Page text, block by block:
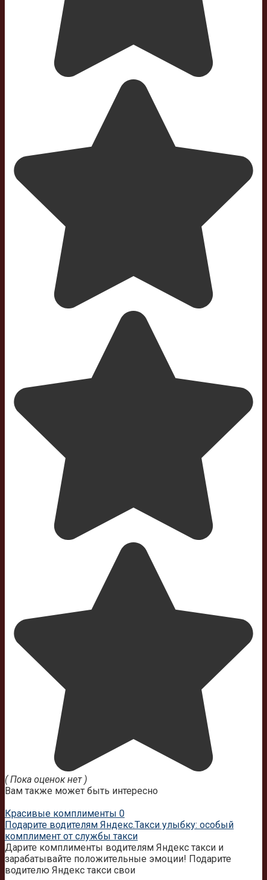
( Пока оценок нет )
Вам также может быть интересно
Красивые комплименты 0
Подарите водителям Яндекс.Такси улыбку: особый
комплимент от службы такси
Дарите комплименты водителям Яндекс такси и
зарабатывайте положительные эмоции! Подарите
водителю Яндекс такси свои